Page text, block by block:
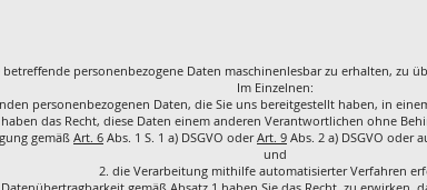
betreffende personenbezogene Daten maschinenlesbar zu erhalten, zu
Im Einzelnen:
personenbezogenen Daten, die Sie uns bereitgestellt haben, in
das Recht, diese Daten einem anderen Verantwortlichen ohne
gemäßArt. 6 Abs. 1 S. 1 a) DSGVO oderArt. 9 Abs. 2 a) DSGVO oder
und
die Verarbeitung mithilfe automatisierter Verfahren